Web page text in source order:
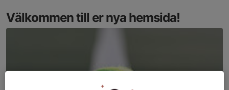
Välkommen till er nya hemsida!